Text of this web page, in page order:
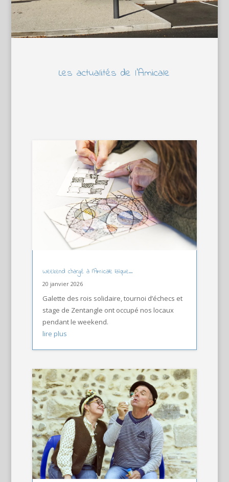
Les actualités de l’Amicale
Weekend chargé à l’Amicale laïque…
20 janvier 2026
Galette des rois solidaire, tournoi d’échecs et
stage de Zentangle ont occupé nos locaux
pendant le weekend.
lire plus